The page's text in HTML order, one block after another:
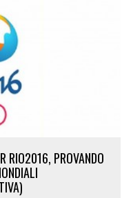
RIO2016, PROVANDO